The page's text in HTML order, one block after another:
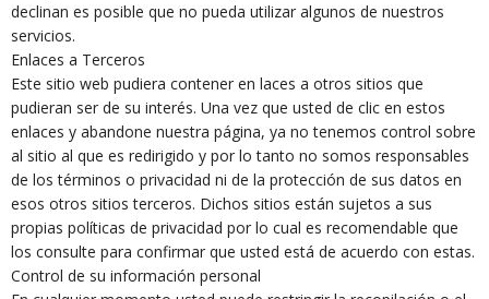
declinan es posible que no pueda utilizar algunos de nuestros
servicios.
Enlaces a Terceros
Este sitio web pudiera contener en laces a otros sitios que
pudieran ser de su interés. Una vez que usted de clic en estos
enlaces y abandone nuestra página, ya no tenemos control sobre
al sitio al que es redirigido y por lo tanto no somos responsables
de los términos o privacidad ni de la protección de sus datos en
esos otros sitios terceros. Dichos sitios están sujetos a sus
propias políticas de privacidad por lo cual es recomendable que
los consulte para confirmar que usted está de acuerdo con estas.
Control de su información personal